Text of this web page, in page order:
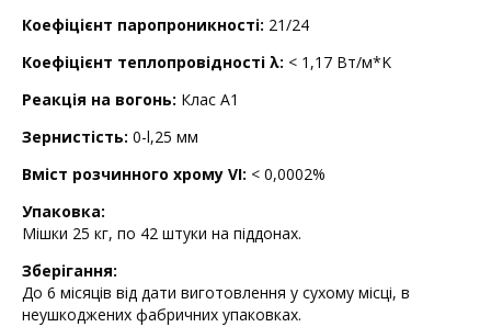
Коефіцієнт паропроникності: 21/24
Коефіцієнт теплопровідності λ: < 1,17 Вт/м*K
Реакція на вогонь: Клас A1
Зернистість: 0-l,25 мм
Вміст розчинного хрому VI: < 0,0002%
Упаковка:
Мішки 25 кг, по 42 штуки на піддонах.
Зберігання:
До 6 місяців від дати виготовлення у сухому місці, в
неушкоджених фабричних упаковках.